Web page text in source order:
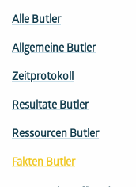
Alle Butler
Allgemeine Butler
Zeitprotokoll
Resultate Butler
Ressourcen Butler
Fakten Butler